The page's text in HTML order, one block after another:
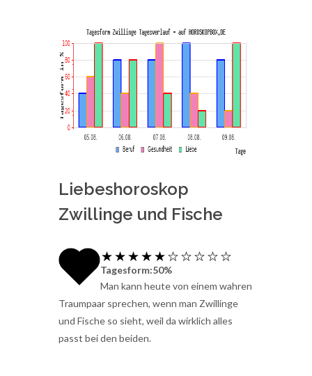
Liebeshoroskop
Zwillinge und Fische
Tagesform:50%
Man kann heute von einem wahren
Traumpaar sprechen, wenn man Zwillinge
und Fische so sieht, weil da wirklich alles
passt bei den beiden.